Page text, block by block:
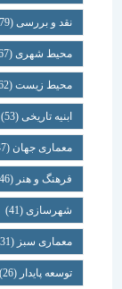
نقد و بررسی (79)
محیط شهری(67)
محیط زیست(62)
ابنیه تاریخی(53)
معماری جهان (47)
فرهنگ و هنر(46)
شهرسازی(41)
معماری سبز(31)
توسعه پایدار(26)